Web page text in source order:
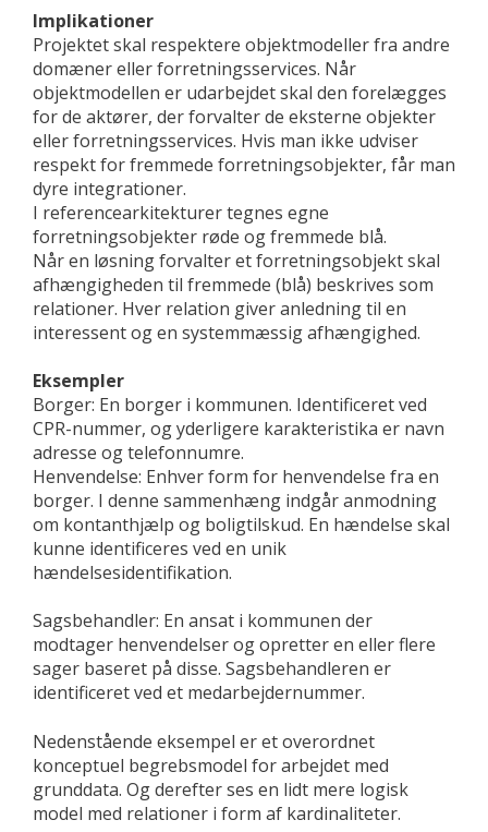
Implikationer
Projektet skal respektere objektmodeller fra andre
domæner eller forretningsservices. Når
objektmodellen er udarbejdet skal den forelægges
for de aktører, der forvalter de eksterne objekter
eller forretningsservices. Hvis man ikke udviser
respekt for fremmede forretningsobjekter, får man
dyre integrationer.
I referencearkitekturer tegnes egne
forretningsobjekter røde og fremmede blå.
Når en løsning forvalter et forretningsobjekt skal
afhængigheden til fremmede (blå) beskrives som
relationer. Hver relation giver anledning til en
interessent og en systemmæssig afhængighed.
Eksempler
Borger: En borger i kommunen. Identificeret ved
CPR-nummer, og yderligere karakteristika er navn
adresse og telefonnumre.
Henvendelse: Enhver form for henvendelse fra en
borger. I denne sammenhæng indgår anmodning
om kontanthjælp og boligtilskud. En hændelse skal
kunne identificeres ved en unik
hændelsesidentifikation.
Sagsbehandler: En ansat i kommunen der
modtager henvendelser og opretter en eller flere
sager baseret på disse. Sagsbehandleren er
identificeret ved et medarbejdernummer.
Nedenstående eksempel er et overordnet
konceptuel begrebsmodel for arbejdet med
grunddata. Og derefter ses en lidt mere logisk
model med relationer i form af kardinaliteter.